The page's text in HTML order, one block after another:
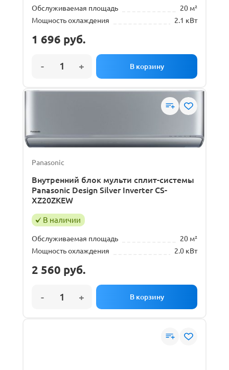
Обслуживаемая площадь
20 м²
Мощность охлаждения
2.1 кВт
1 696 руб.
Panasonic
Внутренний блок мульти сплит-системы
Panasonic Design Silver Inverter CS-
XZ20ZKEW
В наличии
Обслуживаемая площадь
20 м²
Мощность охлаждения
2.0 кВт
2 560 руб.